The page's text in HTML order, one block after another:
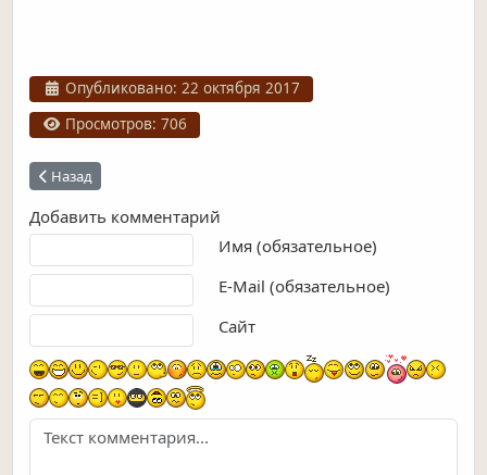
Информация о материале
Опубликовано: 22 октября 2017
Просмотров: 706
Предыдущий: Улица Белевцевская
Назад
Добавить комментарий
Имя (обязательное)
E-Mail (обязательное)
Сайт